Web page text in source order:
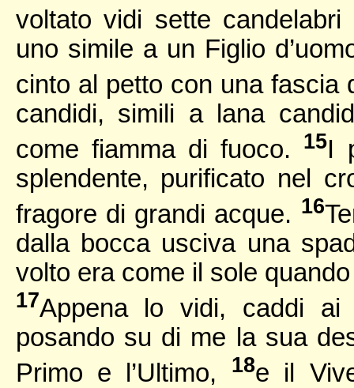
voltato vidi sette candelabri
uno simile a un Figlio
cinto al petto con una fascia
candidi, simili a lana
come fiamma di fuoco. 15I
splendente, purificato nel
fragore di grandi acque. 16
dalla bocca usciva una
volto era come il sole
17Appena lo vidi, caddi
posando su di me la sua
Primo e l’Ultimo,
18e il